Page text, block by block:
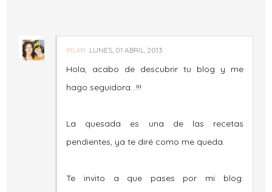
PILAR LUNES, 01 ABRIL, 2013
Hola, acabo de descubrir tu blog y me
hago seguidora...!!!
La quesada es una de las recetas
pendientes, ya te diré como me queda.
Te invito a que pases por mi blog: